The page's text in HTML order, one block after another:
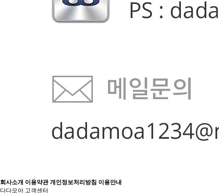
회사소개 이용약관 개인정보처리방침 이용안내
다다모아 고객센터